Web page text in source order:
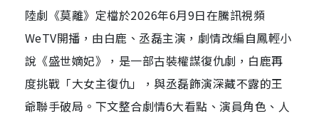
陸劇《莫離》定檔於2026年6月9日在騰訊視頻
WeTV開播，由白鹿、丞磊主演，劇情改編自鳳輕小
說《盛世嫡妃》，是一部古裝權謀復仇劇，白鹿再
度挑戰「大女主復仇」，與丞磊飾演深藏不露的王
爺聯手破局。下文整合劇情6大看點、演員角色、人